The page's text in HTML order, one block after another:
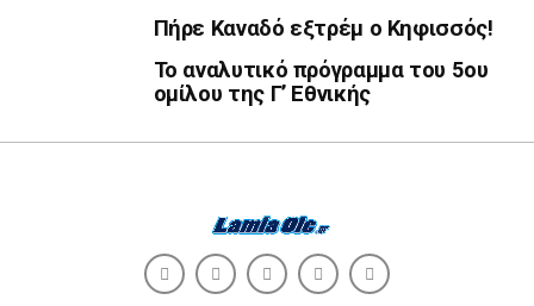
Πήρε Καναδό εξτρέμ ο Κηφισσός!
Το αναλυτικό πρόγραμμα του 5ου
ομίλου της Γ’ Εθνικής